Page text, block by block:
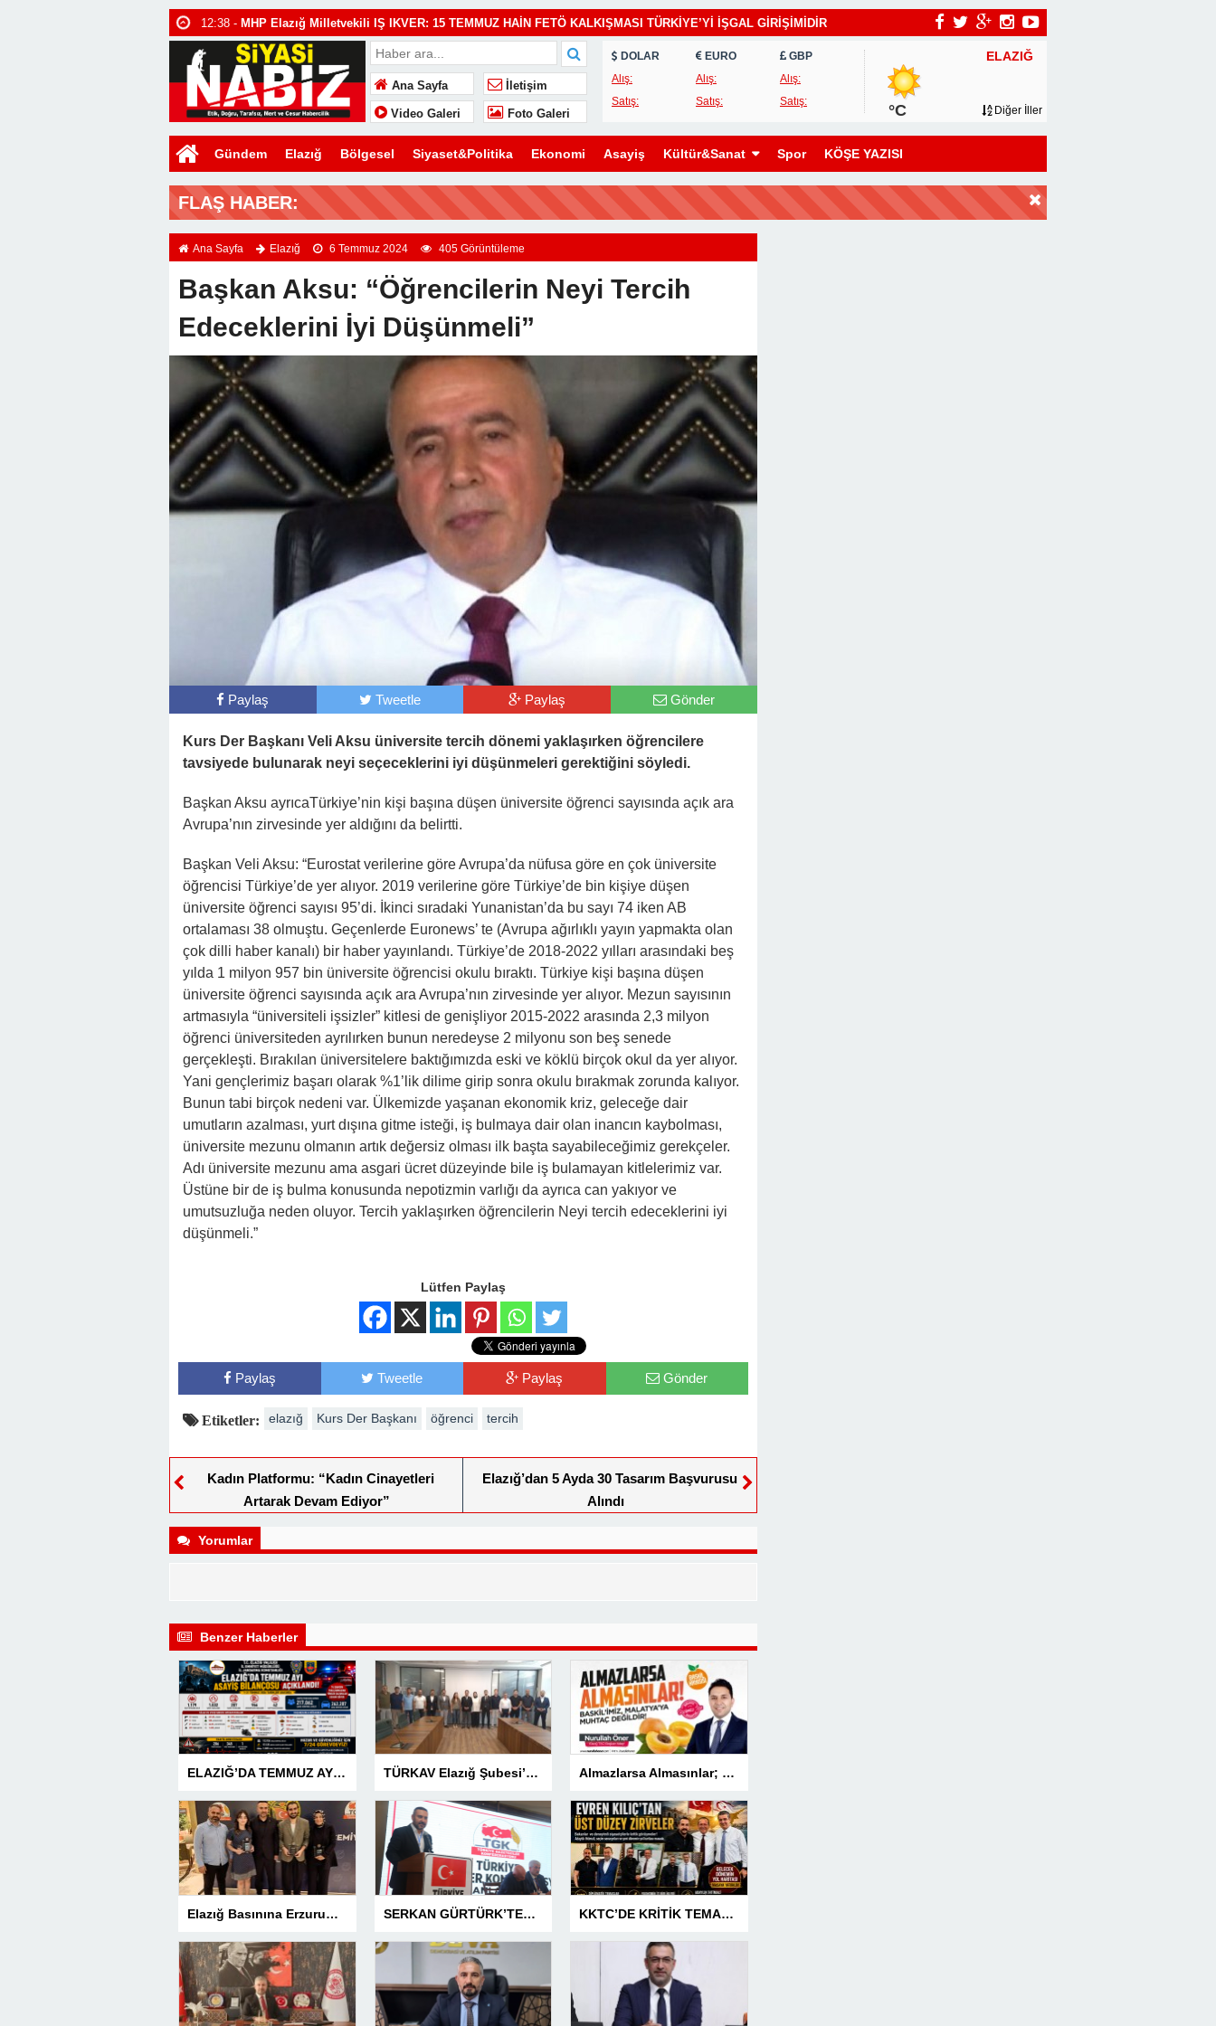
12:38 - MHP Elazığ Milletvekili IŞ IKVER: 15 TEMMUZ HAİN FETÖ KALKIŞMASI TÜRKİYE’Yİ İŞGAL GİRİŞİMİDİR
12:25 -Başkan Selmanoğlu: “15 Temmuz, Milletimizin Yazdığı En Büyük Demokrasi Destanlarından Biridir”
16:20 - ELAZIĞ’DA TEMMUZ AYI ASAYİŞ BİLANÇOSU AÇIKLANDI: 1 AYDA 1.032 ŞAHIS YAKALANDI, 207
TUTUKLAMA
Ana Sayfa İletişim
Video Galeri Foto Galeri
DOLAR
Alış:
Satış:
EURO
Alış:
Satış:
GBP
Alış:
Satış:
ELAZIĞ
°C Diğer İller
Gündem Elazığ Bölgesel Siyaset&Politika Ekonomi Asayiş Kültür&Sanat Spor KÖŞE YAZISI
FLAŞ HABER:
Ana Sayfa Elazığ 6 Temmuz 2024 405 Görüntüleme
Başkan Aksu: “Öğrencilerin Neyi Tercih
Edeceklerini İyi Düşünmeli”
Paylaş Tweetle Paylaş Gönder
Kurs Der Başkanı Veli Aksu üniversite tercih dönemi yaklaşırken öğrencilere
tavsiyede bulunarak neyi seçeceklerini iyi düşünmeleri gerektiğini söyledi.
Başkan Aksu ayrıcaTürkiye’nin kişi başına düşen üniversite öğrenci sayısında açık ara
Avrupa’nın zirvesinde yer aldığını da belirtti.
Başkan Veli Aksu: “Eurostat verilerine göre Avrupa’da nüfusa göre en çok üniversite
öğrencisi Türkiye’de yer alıyor. 2019 verilerine göre Türkiye’de bin kişiye düşen
üniversite öğrenci sayısı 95’di. İkinci sıradaki Yunanistan’da bu sayı 74 iken AB
ortalaması 38 olmuştu. Geçenlerde Euronews’ te (Avrupa ağırlıklı yayın yapmakta olan
çok dilli haber kanalı) bir haber yayınlandı. Türkiye’de 2018-2022 yılları arasındaki beş
yılda 1 milyon 957 bin üniversite öğrencisi okulu bıraktı. Türkiye kişi başına düşen
üniversite öğrenci sayısında açık ara Avrupa’nın zirvesinde yer alıyor. Mezun sayısının
artmasıyla “üniversiteli işsizler” kitlesi de genişliyor 2015-2022 arasında 2,3 milyon
öğrenci üniversiteden ayrılırken bunun neredeyse 2 milyonu son beş senede
gerçekleşti. Bırakılan üniversitelere baktığımızda eski ve köklü birçok okul da yer alıyor.
Yani gençlerimiz başarı olarak %1’lik dilime girip sonra okulu bırakmak zorunda kalıyor.
Bunun tabi birçok nedeni var. Ülkemizde yaşanan ekonomik kriz, geleceğe dair
umutların azalması, yurt dışına gitme isteği, iş bulmaya dair olan inancın kaybolması,
üniversite mezunu olmanın artık değersiz olması ilk başta sayabileceğimiz gerekçeler.
Adı üniversite mezunu ama asgari ücret düzeyinde bile iş bulamayan kitlelerimiz var.
Üstüne bir de iş bulma konusunda nepotizmin varlığı da ayrıca can yakıyor ve
umutsuzluğa neden oluyor. Tercih yaklaşırken öğrencilerin Neyi tercih edeceklerini iyi
düşünmeli.”
Lütfen Paylaş
Paylaş Tweetle Paylaş Gönder
Etiketler: elazığ Kurs Der Başkanı öğrenci tercih
Kadın Platformu: “Kadın Cinayetleri
Artarak Devam Ediyor”
Elazığ’dan 5 Ayda 30 Tasarım Başvurusu
Alındı
Yorumlar
Benzer Haberler
ELAZIĞ’DA TEMMUZ AYI ASAYİŞ BİLANÇOSU AÇIKLANDI: 1 AYDA 1.032 ŞAHIS YAKALANDI, 207 TUTUKLAMA TÜRKAV Elazığ Şubesi’nden güçlü başlangıç: Kamuda liyakatin en gür sesi olacağız Almazlarsa Almasınlar; Baskilimiz Malatya’ya Muhtaç Değildir
Elazığ Basınına Erzurum’da 3 Ödül SERKAN GÜRTÜRK’TEN BASIN MESLEK YASASI VURGUSU! KKTC’DE KRİTİK TEMASLAR! EVREN KILIÇ’TAN ÜST DÜZEY ZİRVELER